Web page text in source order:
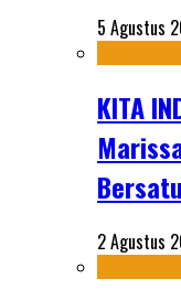
5 Agustus
KITA
2 Agustus